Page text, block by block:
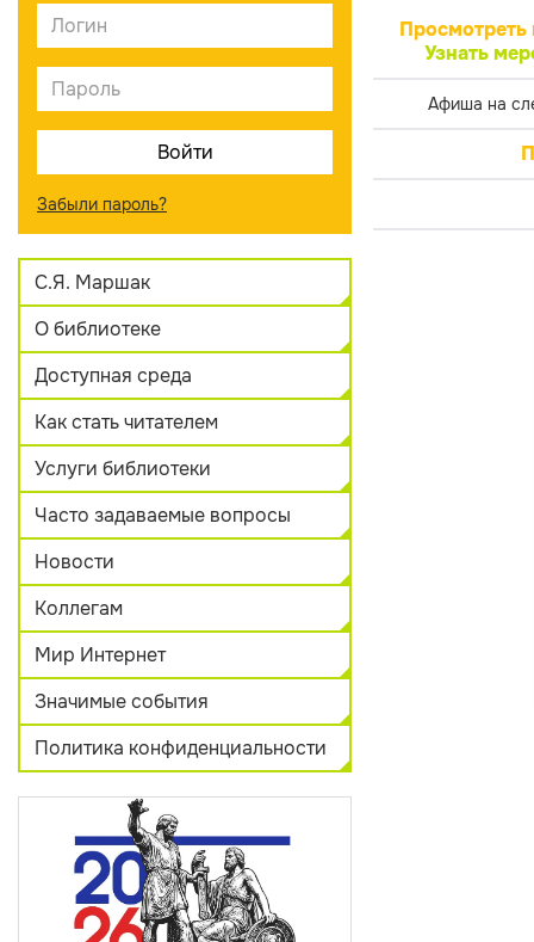
Забыли пароль?
С.Я. Маршак
О библиотеке
Доступная среда
Как стать читателем
Услуги библиотеки
Часто задаваемые вопросы
Новости
Коллегам
Мир Интернет
Значимые события
Политика конфиденциальности
Просмотреть
Узнать
Афиша на